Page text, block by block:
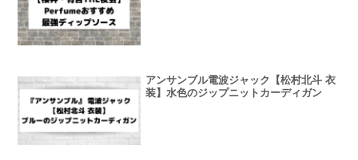
アンサンブル電波ジャック【松村北斗 衣
装】水色のジップニットカーディガン